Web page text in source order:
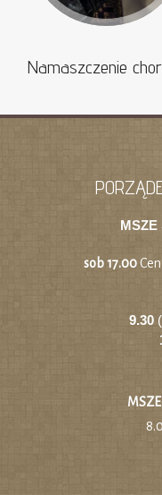
Namaszczenie
MSZE
sob 17.00
9.30